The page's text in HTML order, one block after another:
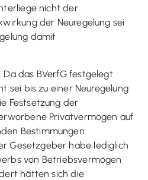
nicht der
der Neuregelung sei
damit
Da das BVerfG festgelegt
sei bis zu einer Neuregelung
Festsetzung der
Privatvermögen auf
Bestimmungen
Gesetzgeber habe lediglich
von Betriebsvermögen
hätten sich die